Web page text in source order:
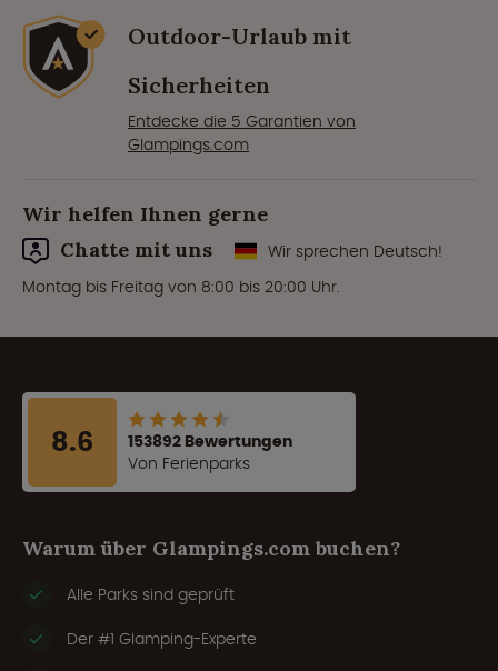
Outdoor-Urlaub mit
Sicherheiten
Entdecke die 5 Garantien von
Glampings.com
Wir helfen Ihnen gerne
Chatte mit uns
Wir sprechen Deutsch!
Montag bis Freitag von 8:00 bis 20:00 Uhr.
8.6
153892 Bewertungen
Von Ferienparks
Warum über Glampings.com buchen?
Alle Parks sind geprüft
Der #1 Glamping-Experte